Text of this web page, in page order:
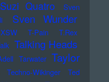
Suzi Quatro
Sven
Sven Wunder
T-Pain
T.Rex
Talking Heads
Tarwater Taylor
Techno-Wikinger
Ted